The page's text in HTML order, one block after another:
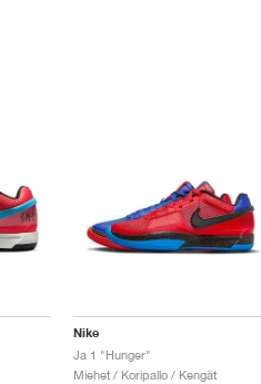
Nike
Ja 1 "Hunger"
Miehet / Koripallo / Kengät